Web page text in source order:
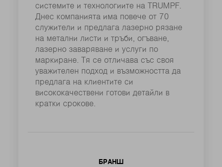
системите и технологиите на TRUMPF.
Днес компанията има повече от 70
служители и предлага лазерно рязане
на метални листи и тръби, огъване,
лазерно заваряване и услуги по
маркиране. Тя се отличава със своя
уважителен подход и възможността да
предлага на клиентите си
висококачествени готови детайли в
кратки срокове.
БРАНШ